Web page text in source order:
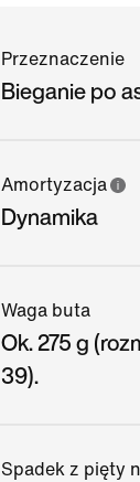
Przeznaczenie
Bieganie po
Amortyzacja
Dynamika
Waga buta
Ok. 275 g
39).
Spadek z pięty